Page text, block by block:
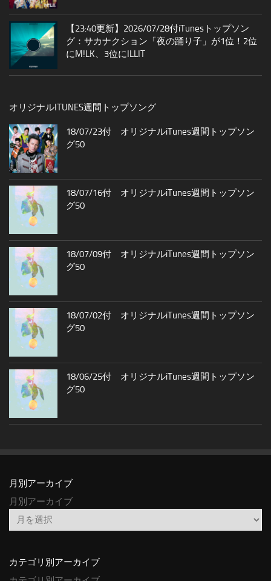
【23:40更新】2026/07/28付iTunesトップソン
グ：サカナクション「夜の踊り子」が1位！2位
にM!LK、3位にILLIT
オリジナルITUNES週間トップソング
18/07/23付 オリジナルiTunes週間トップソン
グ50
18/07/16付 オリジナルiTunes週間トップソン
グ50
18/07/09付 オリジナルiTunes週間トップソン
グ50
18/07/02付 オリジナルiTunes週間トップソン
グ50
18/06/25付 オリジナルiTunes週間トップソン
グ50
月別アーカイブ
月別アーカイブ
カテゴリ別アーカイブ